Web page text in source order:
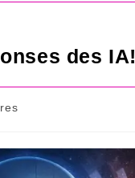
des IA!